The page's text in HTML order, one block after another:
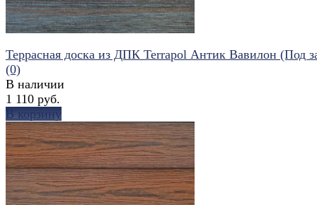
избранное сравнить
Террасная доска из ДПК Terrapol Антик Вавилон (Под
(0)
В наличии
1 110 руб.
В корзину